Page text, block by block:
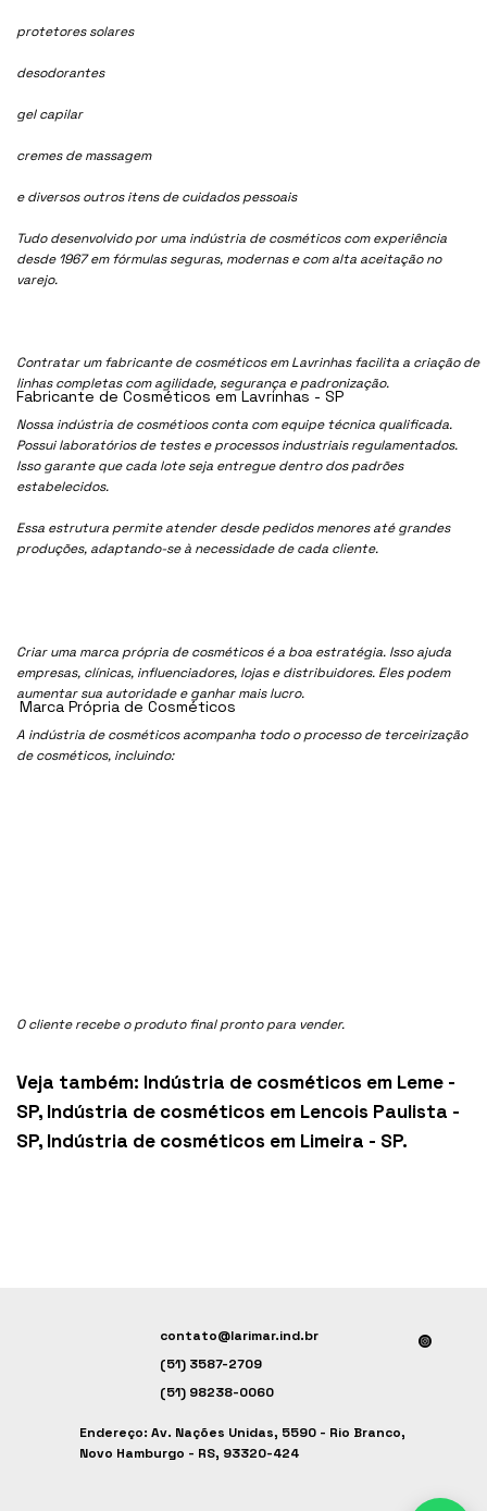
protetores solares
desodorantes
gel capilar
cremes de massagem
e diversos outros itens de cuidados pessoais
Tudo desenvolvido por uma indústria de cosméticos com experiência
desde 1967 em fórmulas seguras, modernas e com alta aceitação no
varejo.
Contratar um fabricante de cosméticos em Lavrinhas facilita a criação de
linhas completas com agilidade, segurança e padronização.
Nossa indústria de cosmétioos conta com equipe técnica qualificada.
Possui laboratórios de testes e processos industriais regulamentados.
Isso garante que cada lote seja entregue dentro dos padrões
estabelecidos.
Essa estrutura permite atender desde pedidos menores até grandes
produções, adaptando-se à necessidade de cada cliente.
Criar uma marca própria de cosméticos é a boa estratégia. Isso ajuda
empresas, clínicas, influenciadores, lojas e distribuidores. Eles podem
aumentar sua autoridade e ganhar mais lucro.
A indústria de cosméticos acompanha todo o processo de terceirização
de cosméticos, incluindo:
O cliente recebe o produto final pronto para vender.
Veja também: Indústria de cosméticos em Leme -
SP, Indústria de cosméticos em Lencois Paulista -
SP, Indústria de cosméticos em Limeira - SP.
Fabricante de Cosméticos em Lavrinhas - SP
Marca Própria de Cosméticos
contato@larimar.ind.br
(51) 3587-2709
(51) 98238-0060
Endereço: Av. Nações Unidas, 5590 - Rio Branco,
Novo Hamburgo - RS, 93320-424